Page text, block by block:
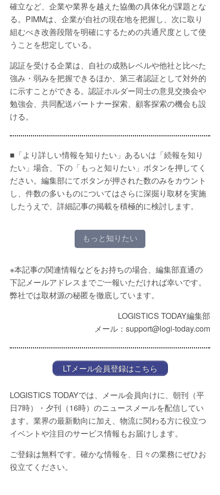
確立など、企業や業界を越えた協働の具体化が課題とな
る。PIMMは、企業が自社の現在地を把握し、次に取り
組むべき改善段階を明確にするための共通尺度として使
うことを想定している。
認証を受ける企業は、自社の成熟レベルや他社と比べた
強み・弱みを把握できるほか、第三者認証として対外的
に示すことができる。認証ホルダー同士の意見交換会や
勉強会、共同配送パートナー探索、顧客探索の機会も設
ける。
■「より詳しい情報を知りたい」あるいは「続報を知り
たい」場合、下の「もっと知りたい」ボタンを押してく
ださい。編集部にてボタンが押された数のみをカウント
し、件数の多いものについてはさらに深掘り取材を実施
したうえで、詳細記事の掲載を積極的に検討します。
もっと知りたい
※本記事の関連情報などをお持ちの場合、編集部直通の
下記メールアドレスまでご一報いただければ幸いです。
弊社では取材源の秘匿を徹底しています。
LOGISTICS TODAY編集部
メール：support@logi-today.com
LTメール会員登録はこちら
LOGISTICS TODAYでは、メール会員向けに、朝刊（平
日7時）・夕刊（16時）のニュースメールを配信してい
ます。業界の最新動向に加え、物流に関わる方に役立つ
イベントや注目のサービス情報もお届けします。
ご登録は無料です。確かな情報を、日々の業務にぜひお
役立てください。